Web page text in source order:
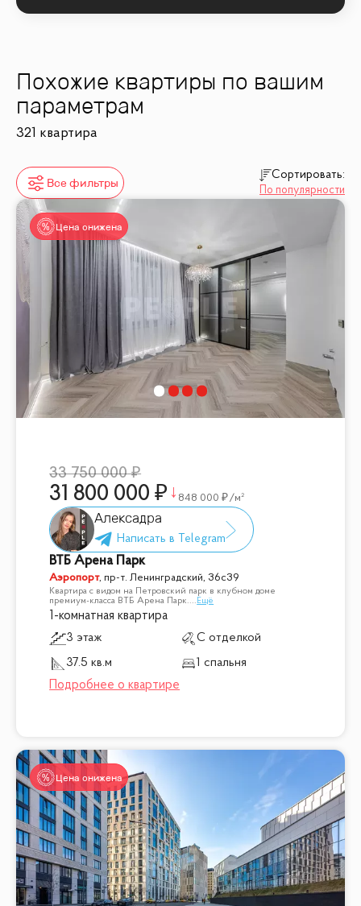
Похожие квартиры по вашим
параметрам
321 квартира
Все фильтры
Сортировать:
По популярности
Цена снижена
33 750 000
31 800 000 848 000 /м²
Алексадра
ВТБ Арена Парк
Аэропорт,пр-т. Ленинградский, 36с39
Квартира с видом на Петровский парк в клубном доме
премиум-класса ВТБ Арена Парк.... Ещё
1-комнатная квартира
3 этаж
С отделкой
37.5 кв.м
1 спальня
Цена снижена